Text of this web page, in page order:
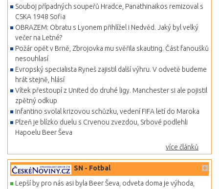
Souboj případných soupeřů Hradce, Panathinaikos remizoval s
CSKA 1948 Sofia
OBRAZEM: Obratu s Lyonem přihlížel i Nedvěd. Jaký byl velký
večer na Letné?
Požár opět v Brně, Zbrojovka mu svěřila skauting. Část fanoušků
nesouhlasí
Evropský specialista Ryneš zajistil další výhru. V odvetě budeme
hrát stejně, hlásí
Vítek přestoupí z United do druhé ligy. Manchester si ale pojistil
zpětný odkup
Infantino svolal krizovou schůzku, vedení FIFA letí do Maroka
Plzeň je blízko duelu s Crvenou zvezdou, Srbové podlehli
Hapoelu Beer Ševa
více článků
SN - Fotbal
Lepší by pro nás asi byla Beer Ševa, odveta doma je výhoda,